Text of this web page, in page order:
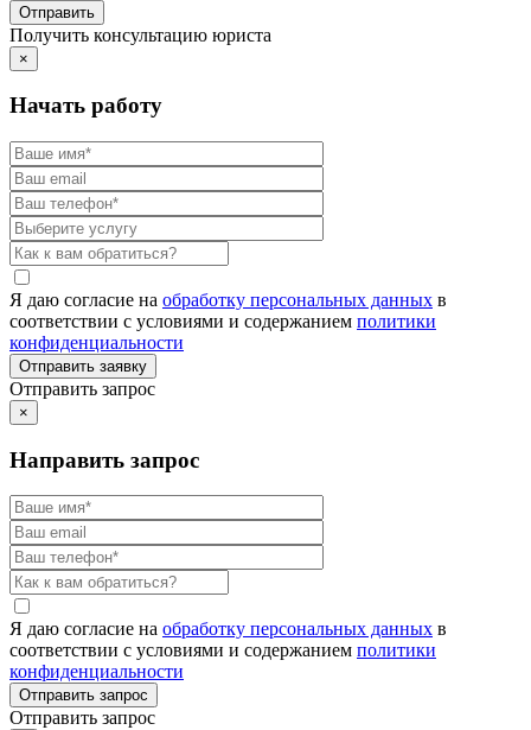
Получить консультацию юриста
×
Начать работу
Я даю согласие на обработку персональных данных в
соответствии с условиями и содержанием политики
конфиденциальности
Отправить запрос
×
Направить запрос
Я даю согласие на обработку персональных данных в
соответствии с условиями и содержанием политики
конфиденциальности
Отправить запрос